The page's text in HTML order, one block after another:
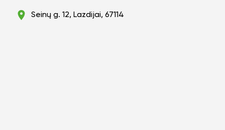
Seinų g. 12, Lazdijai, 67114